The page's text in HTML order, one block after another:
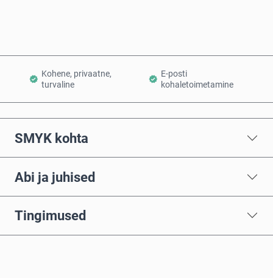
Kohene, privaatne,
turvaline
E-posti
kohaletoimetamine
SMYK kohta
Abi ja juhised
Tingimused